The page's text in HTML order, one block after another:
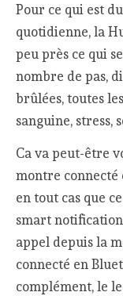
Pour ce qui est
quotidienne, la
peu près ce qui
nombre de pas,
brûlées, toutes
sanguine, stress,
Ca va peut-être
montre
en tout cas que
smart
appel depuis la
connecté en
complément, le